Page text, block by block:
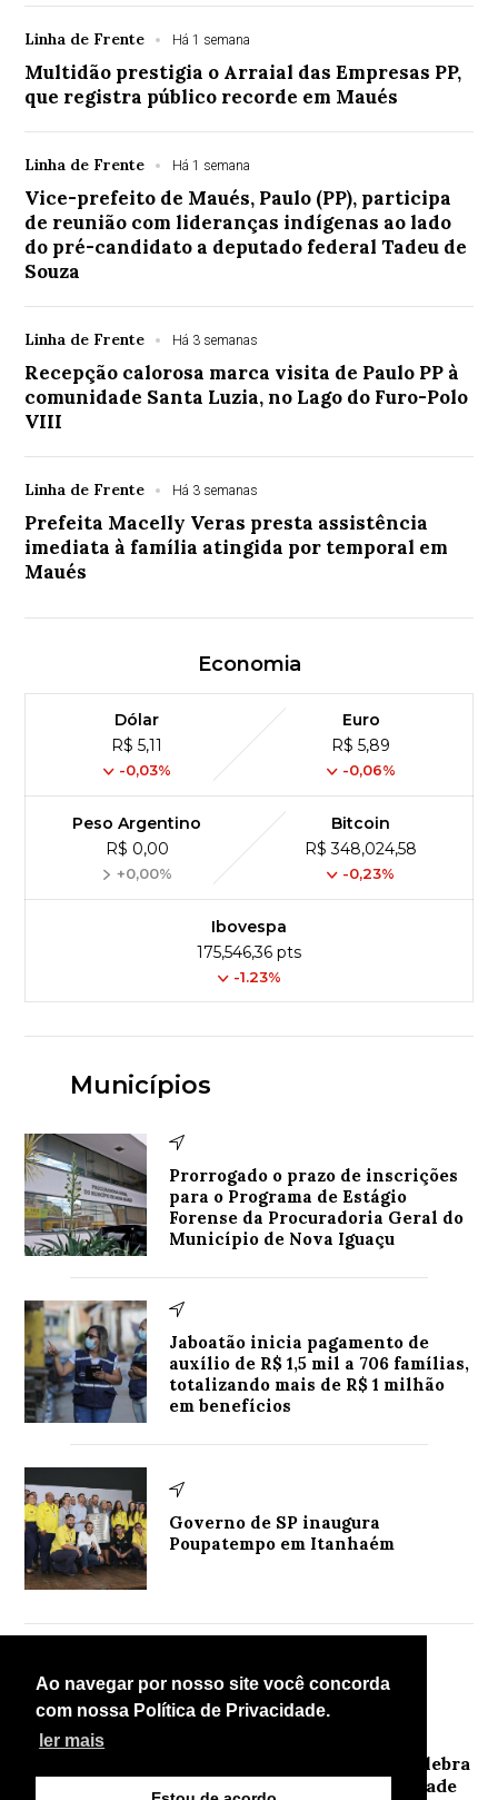
Ao navegar por nosso site você concorda
com nossa Política de Privacidade.
ler mais
Linha de Frente Há 1 semana
Multidão prestigia o Arraial das Empresas PP,
que registra público recorde em Maués
Linha de Frente Há 1 semana
Vice-prefeito de Maués, Paulo (PP), participa
de reunião com lideranças indígenas ao lado
do pré-candidato a deputado federal Tadeu de
Souza
Linha de Frente Há 3 semanas
Recepção calorosa marca visita de Paulo PP à
comunidade Santa Luzia, no Lago do Furo-Polo
VIII
Linha de Frente Há 3 semanas
Prefeita Macelly Veras presta assistência
imediata à família atingida por temporal em
Maués
Economia
Dólar
R$ 5,11
-0,03%
Euro
R$ 5,89
-0,06%
Peso Argentino
R$ 0,00
+0,00%
Bitcoin
R$ 348,024,58
-0,23%
Ibovespa
175,546,36 pts
-1.23%
Municípios
Prorrogado o prazo de inscrições
para o Programa de Estágio
Forense da Procuradoria Geral do
Município de Nova Iguaçu
Jaboatão inicia pagamento de
auxílio de R$ 1,5 mil a 706 famílias,
totalizando mais de R$ 1 milhão
em benefícios
Governo de SP inaugura
Poupatempo em Itanhaém
Mais lidas
1
Linha de Frente
Festival Junino das Escolas do Polo IV celebra
cultura e fortalece economia na comunidade